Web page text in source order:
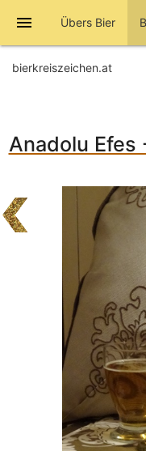
menu Übers Bier
bierkreiszeichen.at
Anadolu Efes